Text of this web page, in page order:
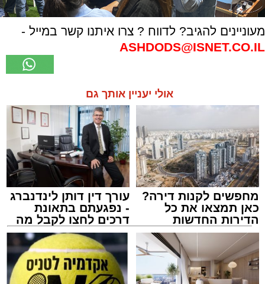
מעוניינים להגיב? לדווח ? צרו איתנו קשר במייל -
ASHDODS@ISNET.CO.IL
אולי יעניין אותך גם
מחפשים לקנות דירה?
כאן תמצאו את כל
הדירות החדשות
למכירה באשדוד >>>
עורך דין דותן לינדנברג
- נפגעתם בתאונת
דרכים לחצו לקבל מה
שמגיע לכם